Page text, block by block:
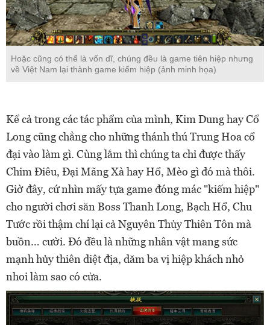
Hoặc cũng có thể là vốn dĩ, chúng đều là game tiên hiệp nhưng
về Việt Nam lại thành game kiếm hiệp (ảnh minh họa)
Kể cả trong các tác phẩm của mình, Kim Dung hay Cổ
Long cũng chẳng cho những thánh thú Trung Hoa cổ
đại vào làm gì. Cùng lắm thì chúng ta chỉ được thấy
Chim Điêu, Đại Mãng Xà hay Hổ, Mèo gì đó mà thôi.
Giờ đây, cứ nhìn mấy tựa game đóng mác "kiếm hiệp"
cho người chơi săn Boss Thanh Long, Bạch Hổ, Chu
Tước rồi thậm chí lại cả Nguyên Thủy Thiên Tôn mà
buồn… cười. Đó đều là những nhân vật mang sức
mạnh hủy thiên diệt địa, dăm ba vị hiệp khách nhỏ
nhoi làm sao có cửa.